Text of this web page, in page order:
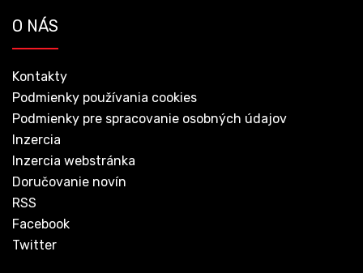
O NÁS
Kontakty
Podmienky používania cookies
Podmienky pre spracovanie osobných údajov
Inzercia
Inzercia webstránka
Doručovanie novín
RSS
Facebook
Twitter